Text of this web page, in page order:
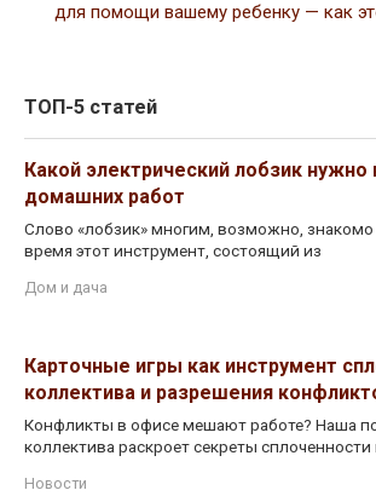
для помощи вашему ребенку — как
ТОП-5 статей
Какой электрический лобзик
домашних работ
Слово «лобзик» многим, возможно, знакомо
время этот инструмент, состоящий из
Дом и дача
Карточные игры как инструмент
коллектива и разрешения
Конфликты в офисе мешают работе? Наша
коллектива раскроет секреты сплоченности
Новости